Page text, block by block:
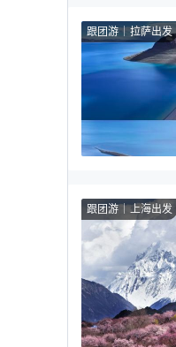
跟团游 拉萨出发
跟团游 上海出发